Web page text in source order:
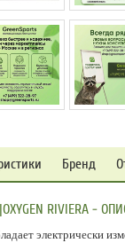
Бренд
RIVIERA -
электрически